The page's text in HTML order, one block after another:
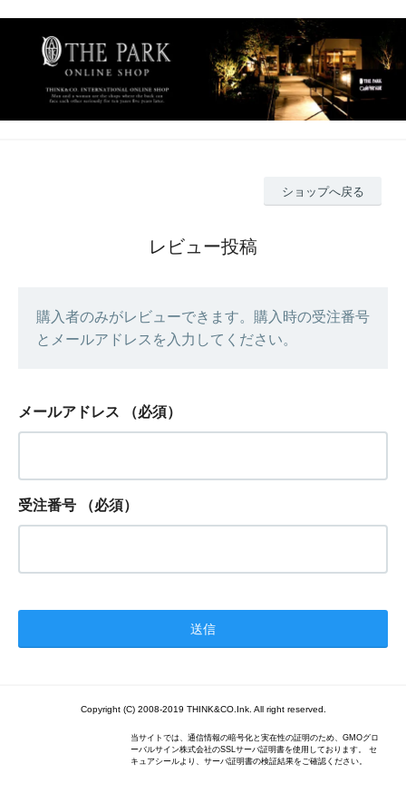
ショップへ戻る
レビュー投稿
購入者のみがレビューできます。購入時の受注番号
とメールアドレスを入力してください。
メールアドレス （必須）
受注番号 （必須）
Copyright (C) 2008-2019 THINK&CO.Ink. All right reserved.
当サイトでは、通信情報の暗号化と実在性の証明のため、GMOグロ
ーバルサイン株式会社のSSLサーバ証明書を使用しております。 セ
キュアシールより、サーバ証明書の検証結果をご確認ください。